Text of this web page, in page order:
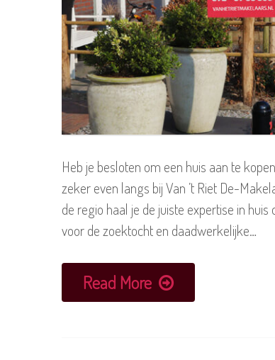
Heb je besloten om een huis aan te
zeker even langs bij Van ’t Riet De-
de regio haal je de juiste expertise in
voor de zoektocht en daadwerkelijke…
Read More